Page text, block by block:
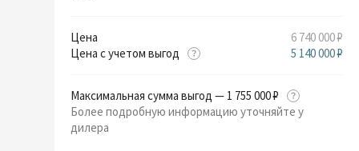
Цена
6 740 000 ₽
Цена с учетом выгод
5 140 000 ₽
Максимальная сумма выгод — 1 755 000 ₽
Более подробную информацию уточняйте у
дилера